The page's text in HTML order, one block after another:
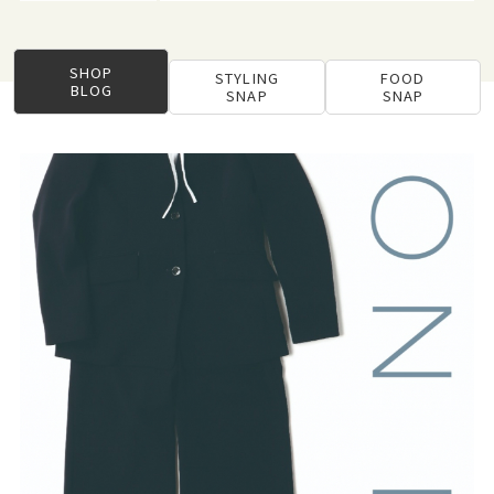
SHOP
BLOG
STYLING
SNAP
FOOD
SNAP